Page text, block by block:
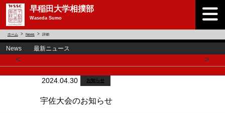
早稲田大学相撲部
Waseda Sumo
ホーム News 詳細
News 最新ニュース
< >
2024.04.30 お知らせ
宇佐大会のお知らせ